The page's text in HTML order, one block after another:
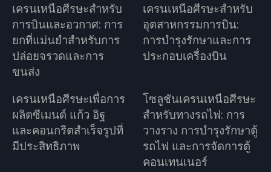
เครนเหนือศีรษะสำหรับ
การบินและอวกาศ: การ
ยกที่แม่นยำสำหรับการ
ปล่อยจรวดและการ
ขนส่ง
เครนเหนือศีรษะสำหรับ
อุตสาหกรรมการบิน:
การบำรุงรักษาและการ
ประกอบเครื่องบิน
เครนเหนือศีรษะเพื่อการ
ผลิตซีเมนต์ แก้ว อิฐ
และคอนกรีตสำเร็จรูปที่
มีประสิทธิภาพ
โซลูชันเครนเหนือศีรษะ
สำหรับทางรถไฟ: การ
วางราง การบำรุงรักษาตู้
รถไฟ และการจัดการตู้
คอนเทนเนอร์